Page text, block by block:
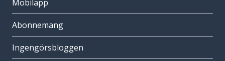
Mobilapp
Abonnemang
Ingengörsbloggen